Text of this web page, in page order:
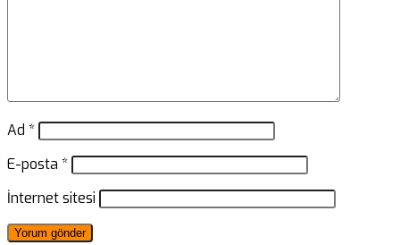
Ad *
E-posta *
İnternet sitesi